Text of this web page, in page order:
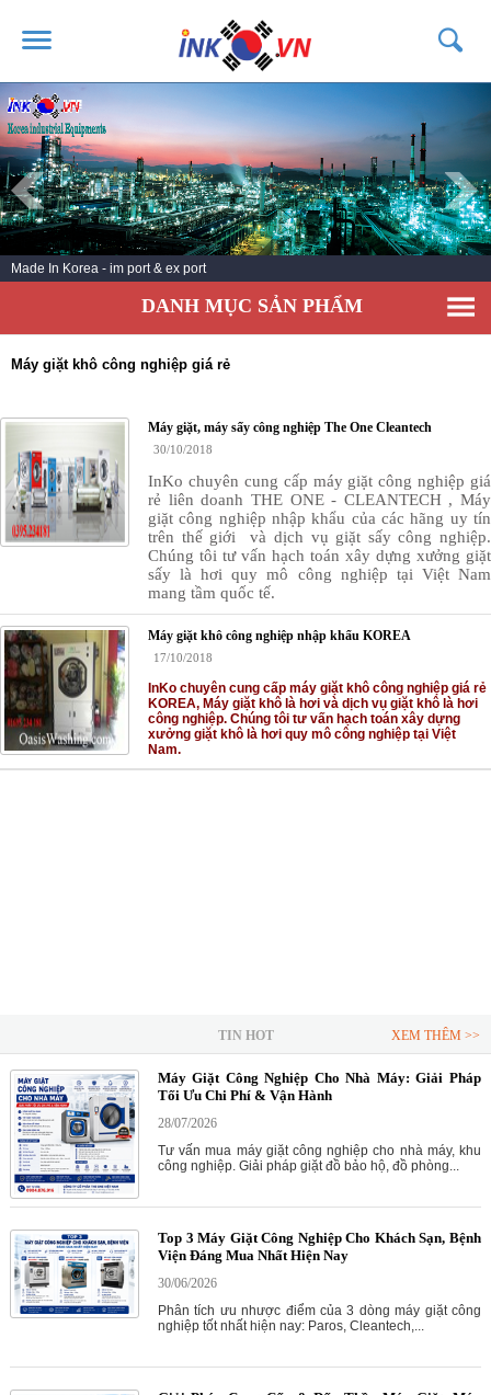
TRANG CHỦ
GIỚI THIỆU
SẢN PHẨM
DỊCH VỤ
TIN TỨC
KHÁCH HÀNG
Made In Korea - im port & ex port
DANH MỤC SẢN PHẨM
Máy giặt khô công nghiệp giá rẻ
Máy giặt, máy sấy công nghiệp The One Cleantech
30/10/2018
InKo chuyên cung cấp máy giặt công nghiệp giá
rẻ liên doanh THE ONE - CLEANTECH, Máy
giặt công nghiệp nhập khẩu của các hãng uy tín
trên thế giới và dịch vụ giặt sấy công nghiệp.
Chúng tôi tư vấn hạch toán xây dựng xưởng giặt
sấy là hơi quy mô công nghiệp tại Việt Nam
mang tầm quốc tế.
Máy giặt khô công nghiệp nhập khẩu KOREA
17/10/2018
InKo chuyên cung cấp máy giặt khô công nghiệp giá rẻ
KOREA, Máy giặt khô là hơi và dịch vụ giặt khô là hơi
công nghiệp. Chúng tôi tư vấn hạch toán xây dựng
xưởng giặt khô là hơi quy mô công nghiệp tại Việt
Nam.
TIN HOT XEM THÊM >>
Máy Giặt Công Nghiệp Cho Nhà Máy: Giải Pháp
Tối Ưu Chi Phí & Vận Hành
28/07/2026
Tư vấn mua máy giặt công nghiệp cho nhà máy, khu
công nghiệp. Giải pháp giặt đồ bảo hộ, đồ phòng...
Top 3 Máy Giặt Công Nghiệp Cho Khách Sạn, Bệnh
Viện Đáng Mua Nhất Hiện Nay
30/06/2026
Phân tích ưu nhược điểm của 3 dòng máy giặt công
nghiệp tốt nhất hiện nay: Paros, Cleantech,...